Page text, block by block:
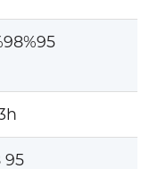
95